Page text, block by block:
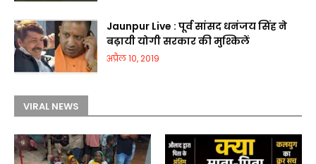
Jaunpur Live : पूर्व सांसद धनंजय सिंह ने
बढ़ायी योगी सरकार की मुश्किलें
अप्रैल 10, 2019
VIRAL NEWS